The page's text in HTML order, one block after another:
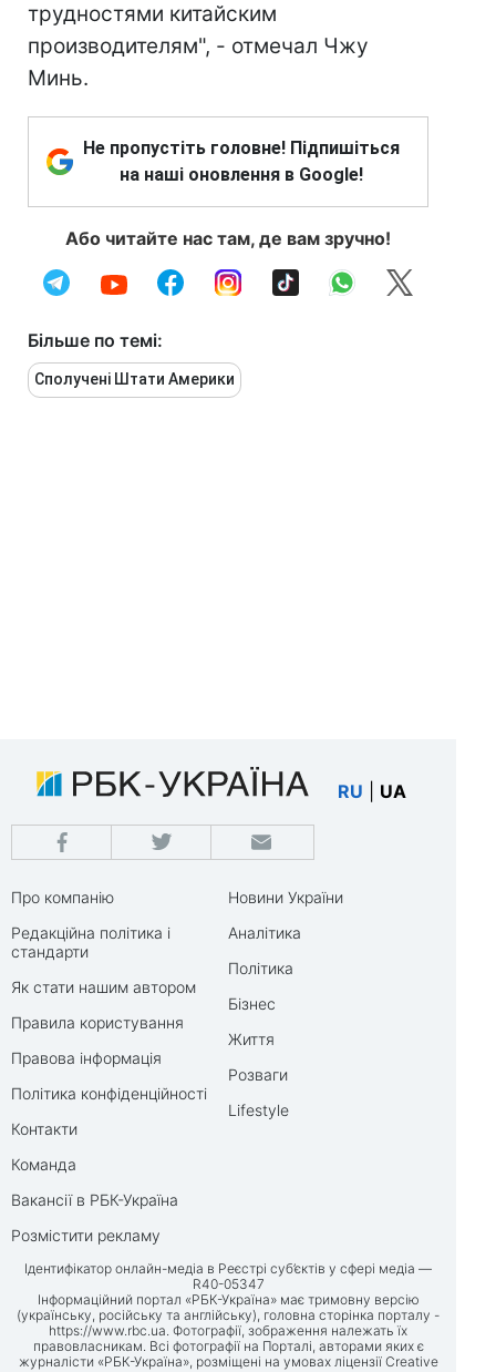
трудностями китайским
производителям", - отмечал Чжу
Минь.
Не пропустіть головне! Підпишіться
на наші оновлення в Google!
Або читайте нас там, де вам зручно!
Більше по темі:
Сполучені Штати Америки
RU UA
Про компанію
Редакційна політика і
стандарти
Як стати нашим автором
Правила користування
Правова інформація
Політика конфіденційності
Контакти
Команда
Вакансії в РБК-Україна
Розмістити рекламу
Новини України
Аналітика
Політика
Бізнес
Життя
Розваги
Lifestyle
Ідентифікатор онлайн-медіа в Реєстрі суб’єктів у сфері медіа —
R40-05347
Інформаційний портал «РБК-Україна» має тримовну версію
(українську, російську та англійську), головна сторінка порталу -
https://www.rbc.ua. Фотографії, зображення належать їх
правовласникам. Всі фотографії на Порталі, авторами яких є
журналісти «РБК-Україна», розміщені на умовах ліцензії Creative